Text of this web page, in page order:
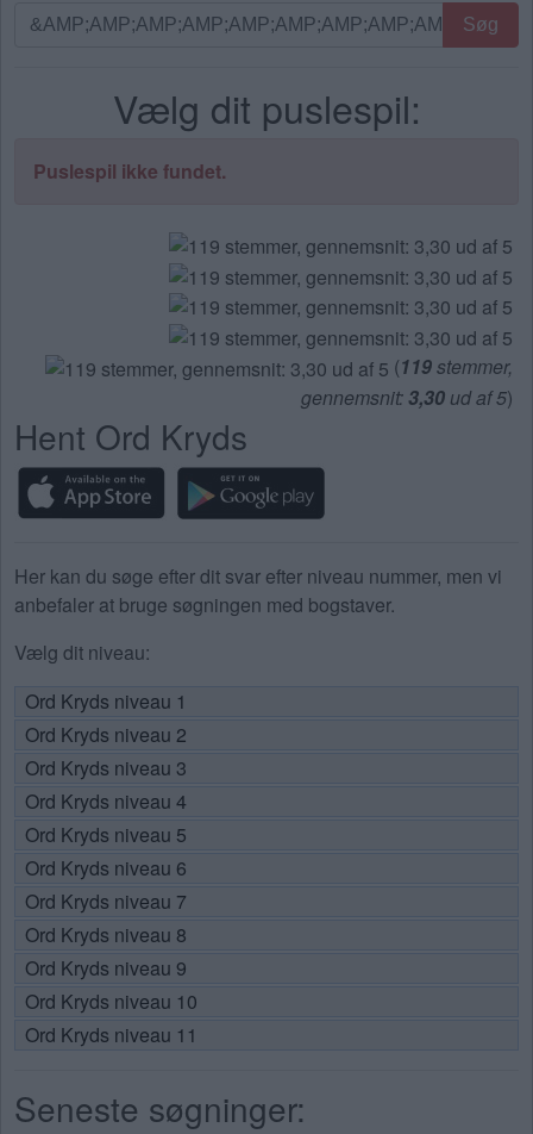
Søg
bogstaverne
Søg
Vælg dit puslespil:
Puslespil ikke fundet.
(119stemmer,
gennemsnit:3,30 ud af 5)
Hent Ord Kryds
Her kan du søge efter dit svar efter niveau nummer, men vi
anbefaler at bruge søgningen med bogstaver.
Vælg dit niveau:
Ord Kryds niveau 1
Ord Kryds niveau 2
Ord Kryds niveau 3
Ord Kryds niveau 4
Ord Kryds niveau 5
Ord Kryds niveau 6
Ord Kryds niveau 7
Ord Kryds niveau 8
Ord Kryds niveau 9
Ord Kryds niveau 10
Ord Kryds niveau 11
Seneste søgninger: